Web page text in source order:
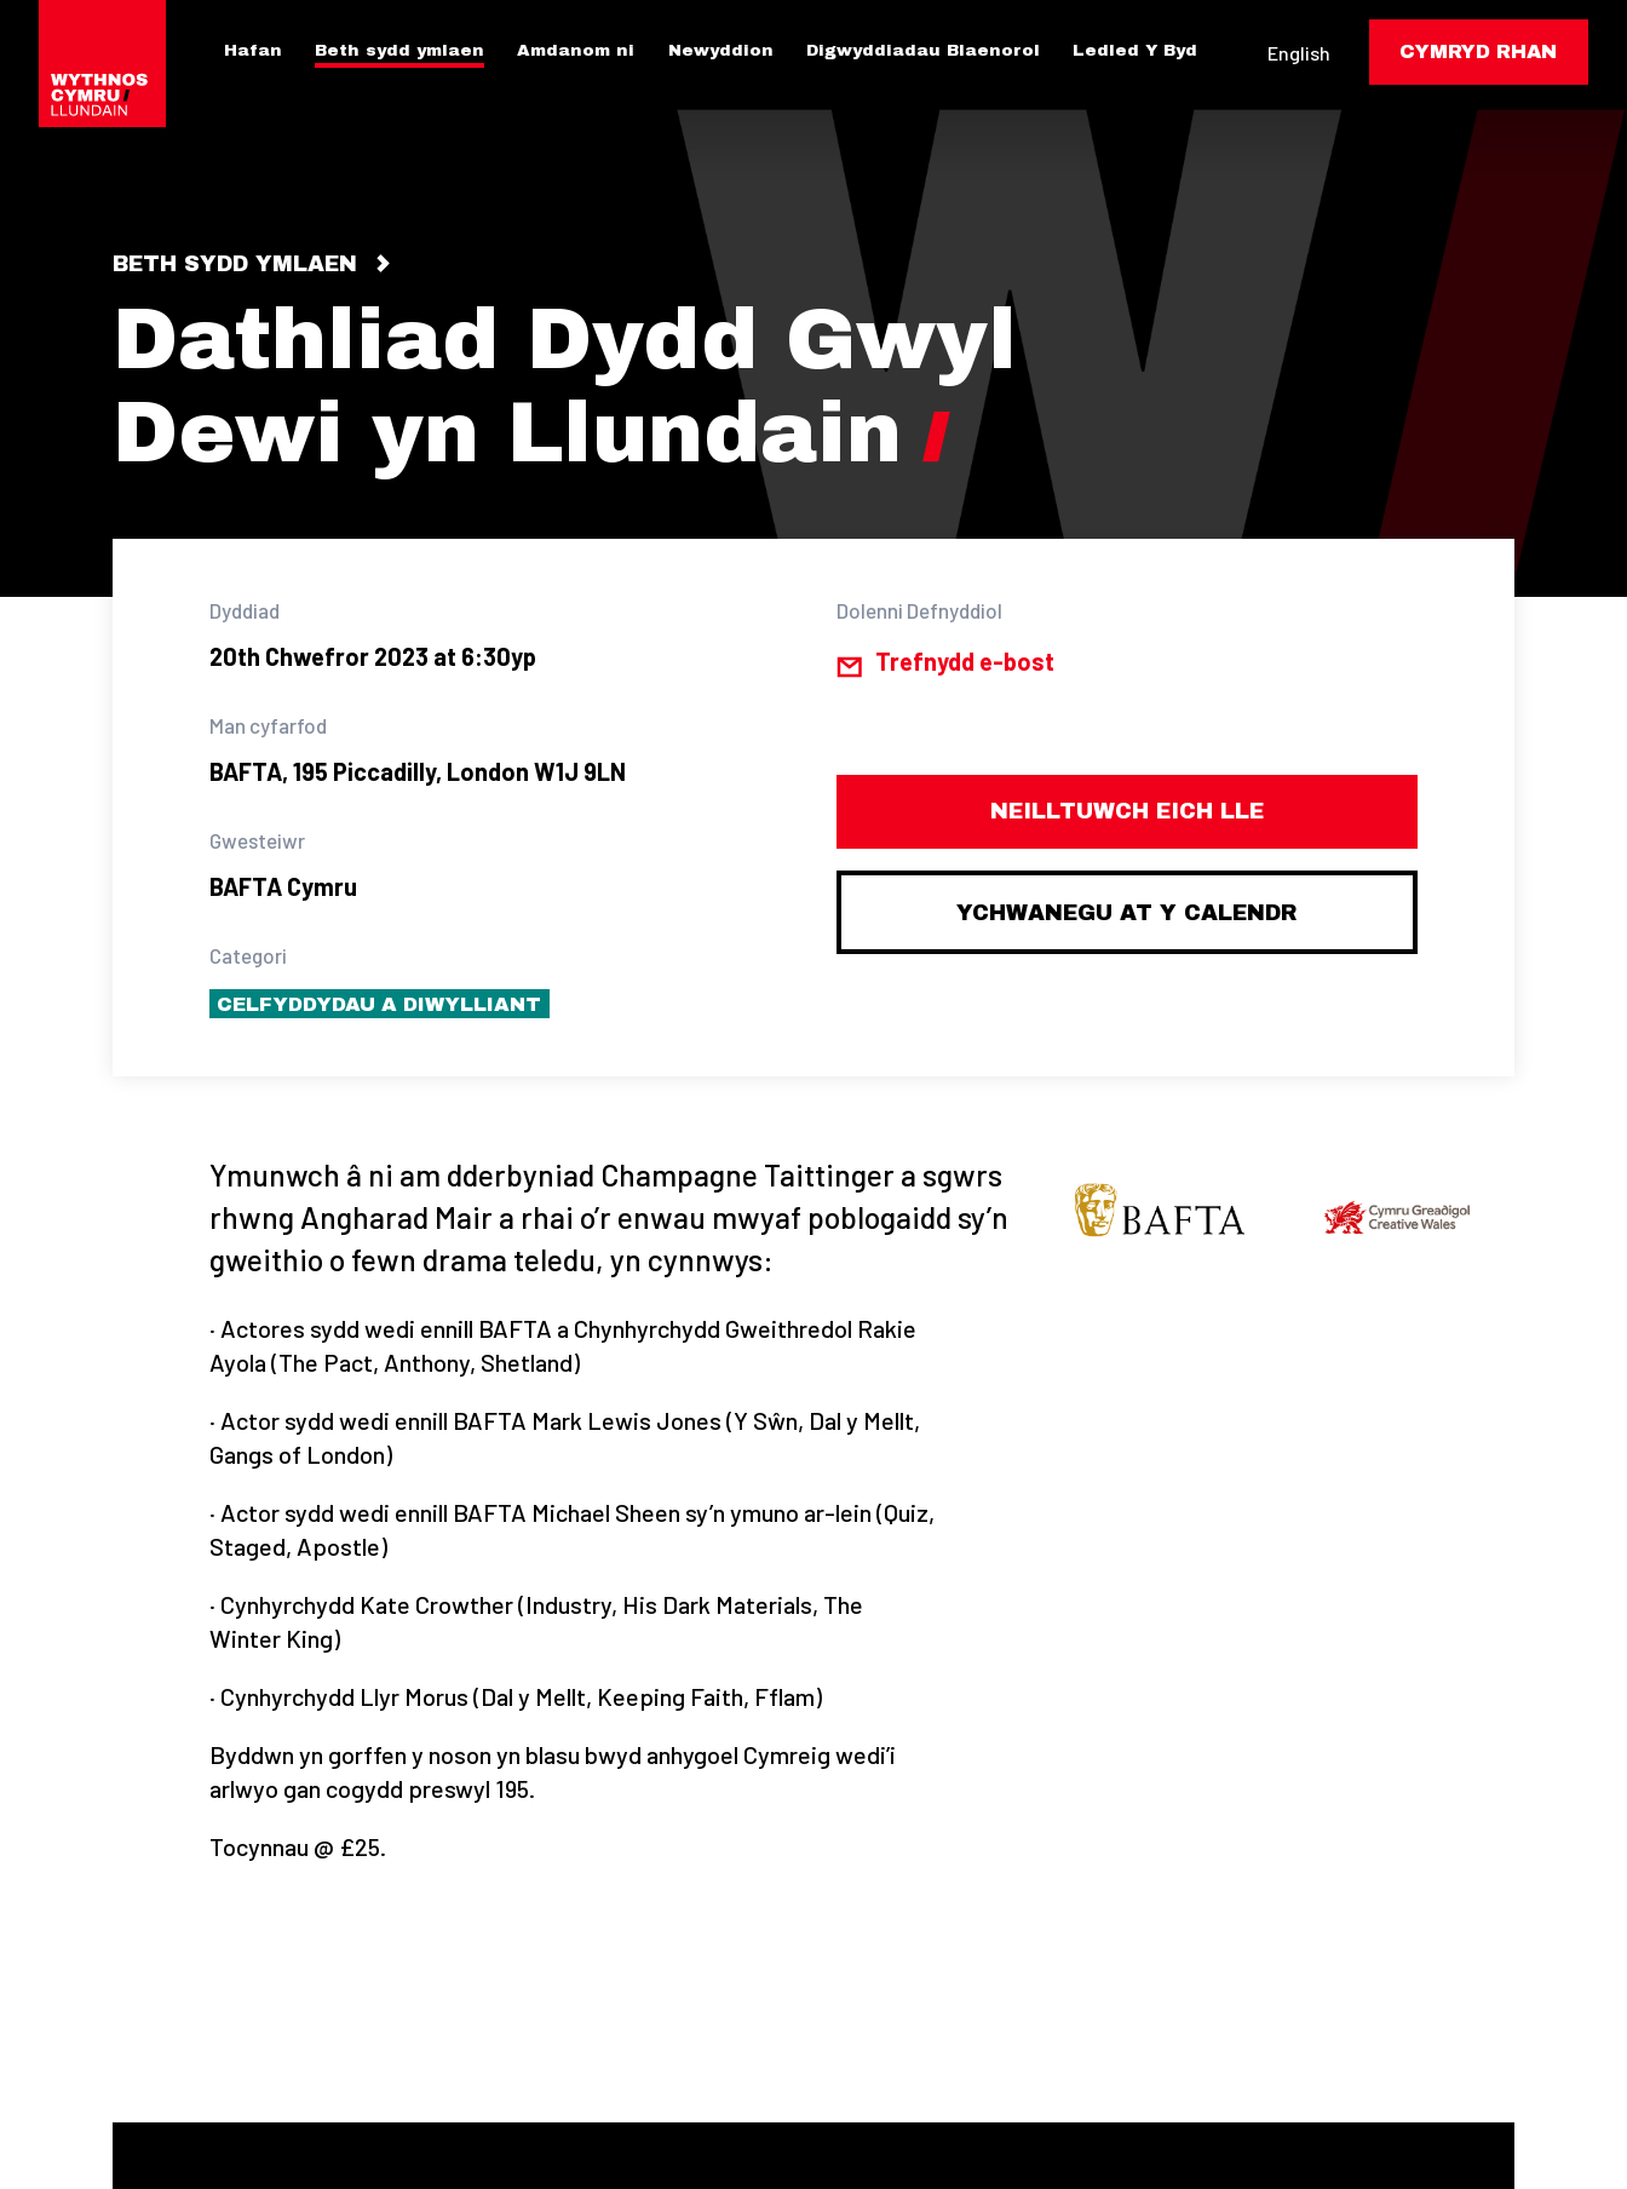
Hafan Beth sydd ymlaen Amdanom ni Newyddion Digwyddiadau Blaenorol Ledled Y Byd English CYMRYD RHAN
BETH SYDD YMLAEN
Dathliad Dydd Gwyl
Dewi yn Llundain
Dyddiad
20th Chwefror 2023 at 6:30yp
Man cyfarfod
BAFTA, 195 Piccadilly, London W1J 9LN
Gwesteiwr
BAFTA Cymru
Categori
CELFYDDYDAU A DIWYLLIANT
Dolenni Defnyddiol
Trefnydd e-bost
NEILLTUWCH EICH LLE
YCHWANEGU AT Y CALENDR
Ymunwch â ni am dderbyniad Champagne Taittinger a sgwrs
rhwng Angharad Mair a rhai o’r enwau mwyaf poblogaidd sy’n
gweithio o fewn drama teledu, yn cynnwys:
· Actores sydd wedi ennill BAFTA a Chynhyrchydd Gweithredol Rakie
Ayola (The Pact, Anthony, Shetland)
· Actor sydd wedi ennill BAFTA Mark Lewis Jones (Y Sŵn, Dal y Mellt,
Gangs of London)
· Actor sydd wedi ennill BAFTA Michael Sheen sy’n ymuno ar-lein (Quiz,
Staged, Apostle)
· Cynhyrchydd Kate Crowther (Industry, His Dark Materials, The
Winter King)
· Cynhyrchydd Llyr Morus (Dal y Mellt, Keeping Faith, Fflam)
Byddwn yn gorffen y noson yn blasu bwyd anhygoel Cymreig wedi’i
arlwyo gan cogydd preswyl 195.
Tocynnau @ £25.